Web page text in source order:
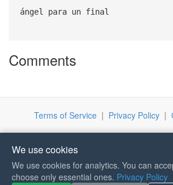
ángel para un final
Comments
Terms of Service| Privacy Policy|
We use cookies
We use cookies for analytics. You can
choose only essential ones. Privacy Policy
If you like Guitar Songs,